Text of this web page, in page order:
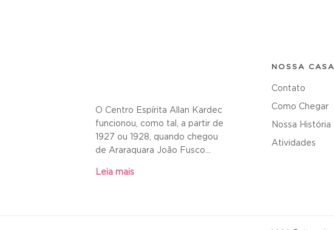
O Centro Espírita Allan Kardec
funcionou, como tal, a partir de
1927 ou 1928, quando chegou
de Araraquara João Fusco...
Leia mais
NOSSA CASA
Contato
Como Chegar
Nossa História
Atividades